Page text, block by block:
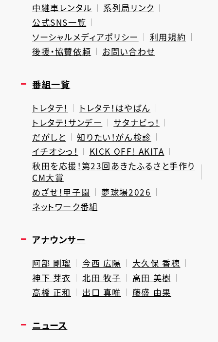
中継車レンタル
系列局リンク
公式SNS一覧
ソーシャルメディアポリシー
利用規約
後援・協賛依頼
お問い合わせ
番組一覧
トレタテ！
トレタテ！はやばん
トレタテ！サンデー
サタナビっ！
だがしと
知りたい！がん検診
イチオシっ！
KICK OFF! AKITA
秋田を応援！第23回あきたふるさと手作り
CM大賞
めざせ！甲子園
夢球場2026
ネットワーク番組
アナウンサー
阿部 剛瑠 今西 広陽
大久保 香穂
神下 芽衣
北田 牧子
高田 美樹
高橋 正和
出口 真唯 藤盛 由果
ニュース